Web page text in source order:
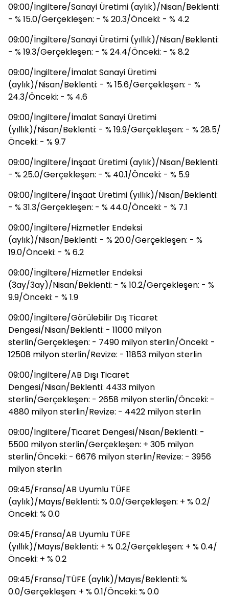
09:00/İngiltere/Sanayi Üretimi (aylık)/Nisan/Beklenti:
- % 15.0/Gerçekleşen: - % 20.3/Önceki: - % 4.2
09:00/İngiltere/Sanayi Üretimi (yıllık)/Nisan/Beklenti:
- % 19.3/Gerçekleşen: - % 24.4/Önceki: - % 8.2
09:00/İngiltere/İmalat Sanayi Üretimi
(aylık)/Nisan/Beklenti: - % 15.6/Gerçekleşen: - %
24.3/Önceki: - % 4.6
09:00/İngiltere/İmalat Sanayi Üretimi
(yıllık)/Nisan/Beklenti: - % 19.9/Gerçekleşen: - % 28.5/
Önceki: - % 9.7
09:00/İngiltere/İnşaat Üretimi (aylık)/Nisan/Beklenti:
- % 25.0/Gerçekleşen: - % 40.1/Önceki: - % 5.9
09:00/İngiltere/İnşaat Üretimi (yıllık)/Nisan/Beklenti:
- % 31.3/Gerçekleşen: - % 44.0/Önceki: - % 7.1
09:00/İngiltere/Hizmetler Endeksi
(aylık)/Nisan/Beklenti: - % 20.0/Gerçekleşen: - %
19.0/Önceki: - % 6.2
09:00/İngiltere/Hizmetler Endeksi
(3ay/3ay)/Nisan/Beklenti: - % 10.2/Gerçekleşen: - %
9.9/Önceki: - % 1.9
09:00/İngiltere/Görülebilir Dış Ticaret
Dengesi/Nisan/Beklenti: - 11000 milyon
sterlin/Gerçekleşen: - 7490 milyon sterlin/Önceki: -
12508 milyon sterlin/Revize: - 11853 milyon sterlin
09:00/İngiltere/AB Dışı Ticaret
Dengesi/Nisan/Beklenti: 4433 milyon
sterlin/Gerçekleşen: - 2658 milyon sterlin/Önceki: -
4880 milyon sterlin/Revize: - 4422 milyon sterlin
09:00/İngiltere/Ticaret Dengesi/Nisan/Beklenti: -
5500 milyon sterlin/Gerçekleşen: + 305 milyon
sterlin/Önceki: - 6676 milyon sterlin/Revize: - 3956
milyon sterlin
09:45/Fransa/AB Uyumlu TÜFE
(aylık)/Mayıs/Beklenti: % 0.0/Gerçekleşen: + % 0.2/
Önceki: % 0.0
09:45/Fransa/AB Uyumlu TÜFE
(yıllık)/Mayıs/Beklenti: + % 0.2/Gerçekleşen: + % 0.4/
Önceki: + % 0.2
09:45/Fransa/TÜFE (aylık)/Mayıs/Beklenti: %
0.0/Gerçekleşen: + % 0.1/Önceki: % 0.0